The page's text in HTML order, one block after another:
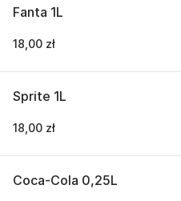
Fanta 1L
18,00 zł
Sprite 1L
18,00 zł
Coca-Cola 0,25L